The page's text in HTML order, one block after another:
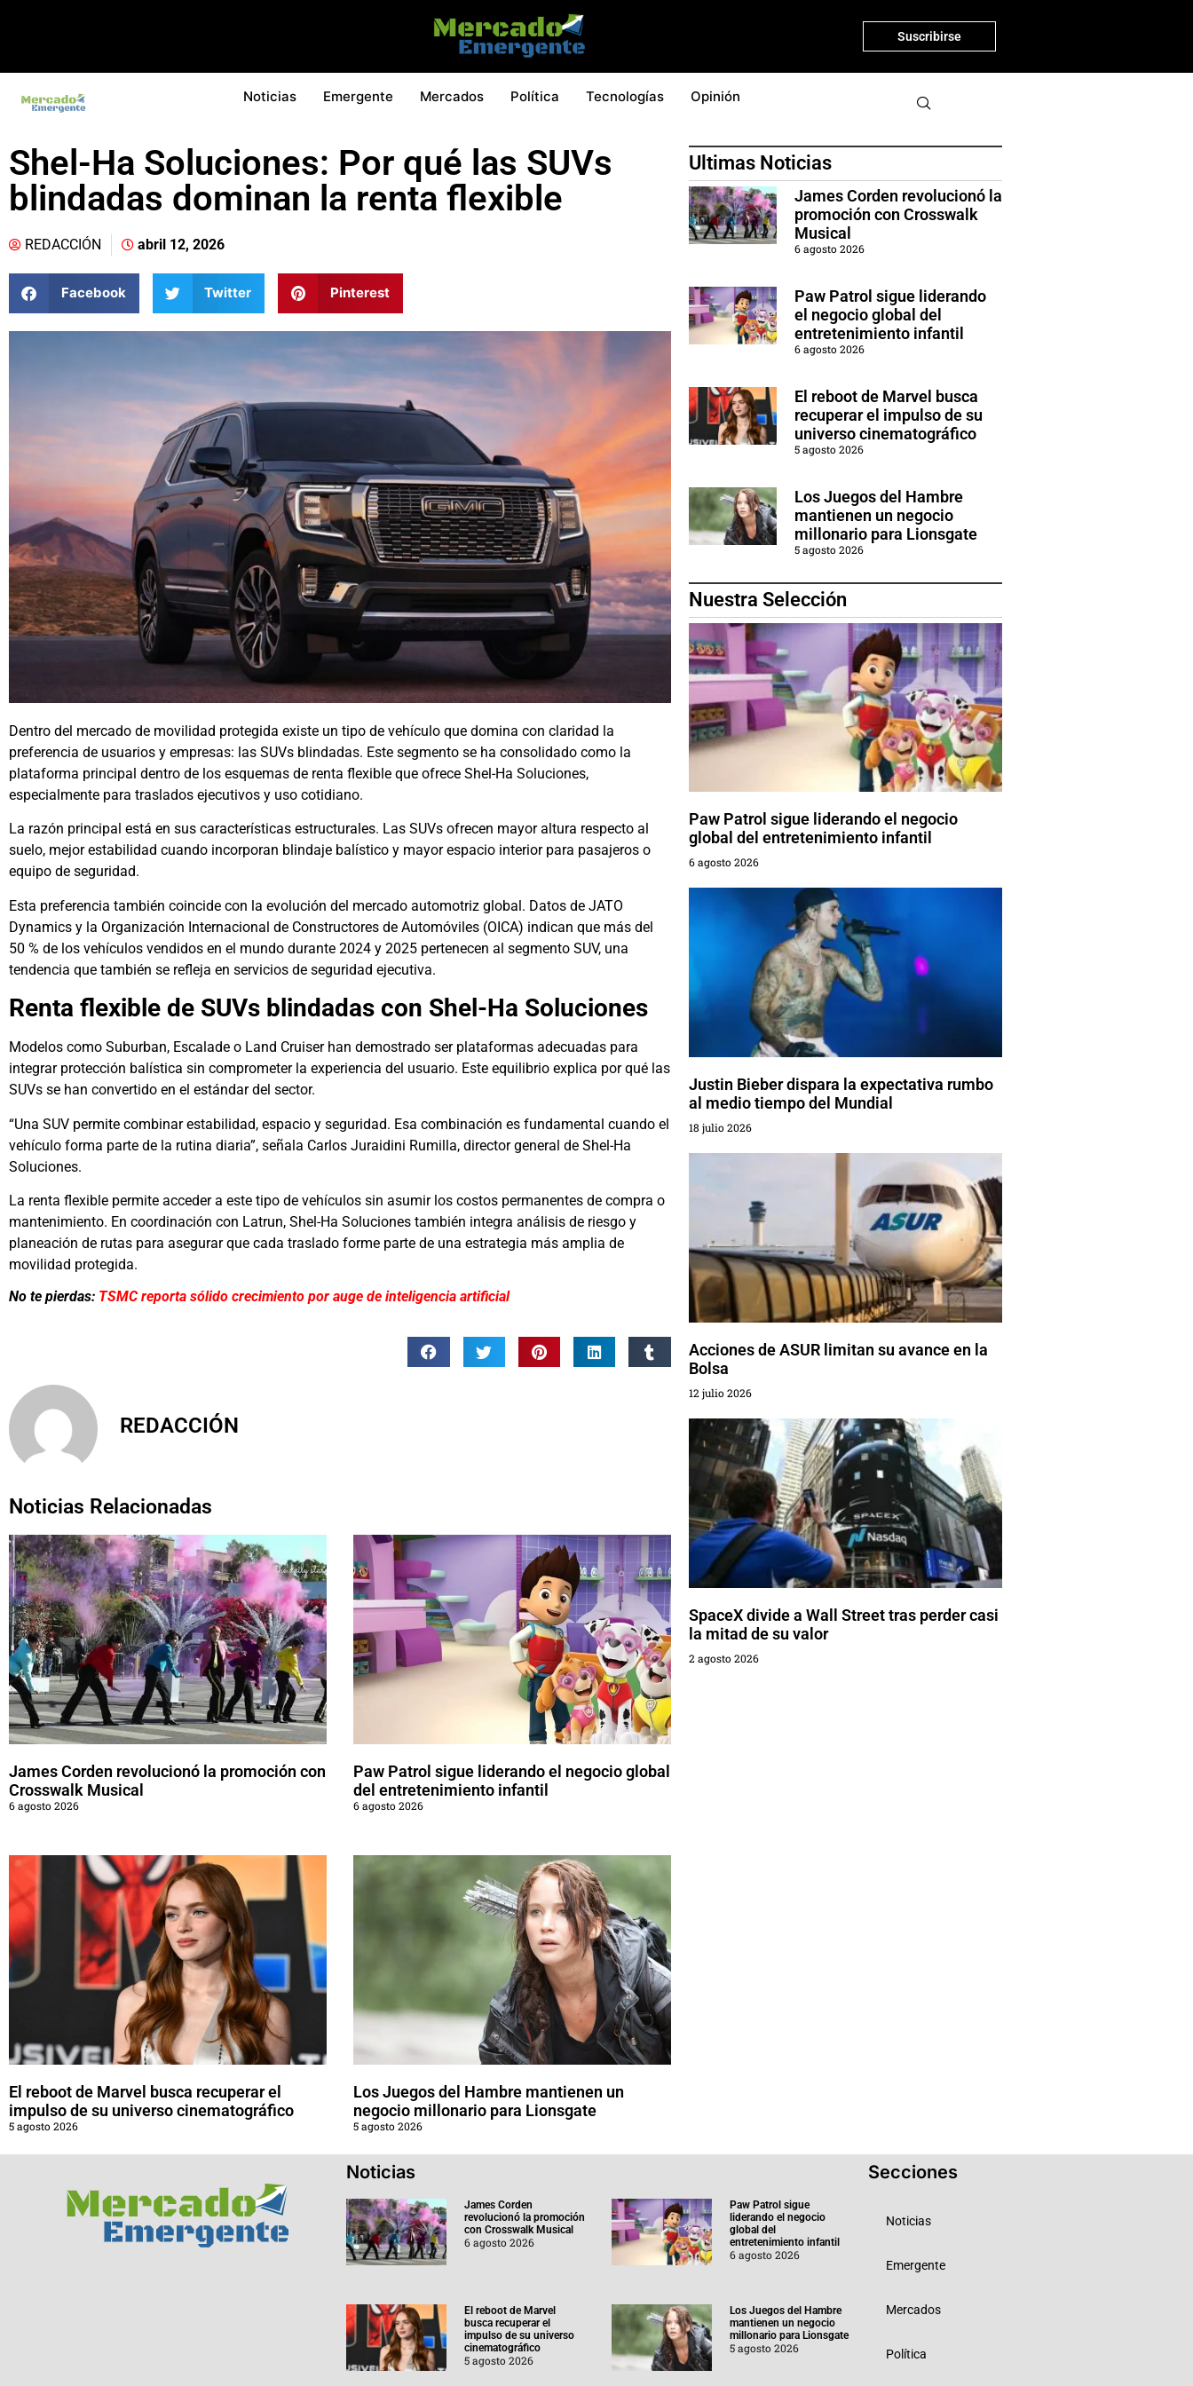
Suscribirse
Noticias Emergente Mercados Política Tecnologías Opinión
Shel-Ha Soluciones: Por qué las SUVs
blindadas dominan la renta flexible
REDACCIÓN abril 12, 2026
Facebook Twitter Pinterest
Dentro del mercado de movilidad protegida existe un tipo de vehículo que domina con claridad la
preferencia de usuarios y empresas: las SUVs blindadas. Este segmento se ha consolidado como la
plataforma principal dentro de los esquemas de renta flexible que ofrece Shel-Ha Soluciones,
especialmente para traslados ejecutivos y uso cotidiano.
La razón principal está en sus características estructurales. Las SUVs ofrecen mayor altura respecto al
suelo, mejor estabilidad cuando incorporan blindaje balístico y mayor espacio interior para pasajeros o
equipo de seguridad.
Esta preferencia también coincide con la evolución del mercado automotriz global. Datos de JATO
Dynamics y la Organización Internacional de Constructores de Automóviles (OICA) indican que más del
50 % de los vehículos vendidos en el mundo durante 2024 y 2025 pertenecen al segmento SUV, una
tendencia que también se refleja en servicios de seguridad ejecutiva.
Renta flexible de SUVs blindadas con Shel-Ha Soluciones
Modelos como Suburban, Escalade o Land Cruiser han demostrado ser plataformas adecuadas para
integrar protección balística sin comprometer la experiencia del usuario. Este equilibrio explica por qué las
SUVs se han convertido en el estándar del sector.
“Una SUV permite combinar estabilidad, espacio y seguridad. Esa combinación es fundamental cuando el
vehículo forma parte de la rutina diaria”, señala Carlos Juraidini Rumilla, director general de Shel-Ha
Soluciones.
La renta flexible permite acceder a este tipo de vehículos sin asumir los costos permanentes de compra o
mantenimiento. En coordinación con Latrun, Shel-Ha Soluciones también integra análisis de riesgo y
planeación de rutas para asegurar que cada traslado forme parte de una estrategia más amplia de
movilidad protegida.
No te pierdas: TSMC reporta sólido crecimiento por auge de inteligencia artificial
REDACCIÓN
Noticias Relacionadas
James Corden revolucionó la promoción con
Crosswalk Musical
6 agosto 2026
Paw Patrol sigue liderando el negocio global
del entretenimiento infantil
6 agosto 2026
El reboot de Marvel busca recuperar el
impulso de su universo cinematográfico
5 agosto 2026
Los Juegos del Hambre mantienen un
negocio millonario para Lionsgate
5 agosto 2026
Ultimas Noticias
James Corden revolucionó la
promoción con Crosswalk
Musical
6 agosto 2026
Paw Patrol sigue liderando
el negocio global del
entretenimiento infantil
6 agosto 2026
El reboot de Marvel busca
recuperar el impulso de su
universo cinematográfico
5 agosto 2026
Los Juegos del Hambre
mantienen un negocio
millonario para Lionsgate
5 agosto 2026
Nuestra Selección
Paw Patrol sigue liderando el negocio
global del entretenimiento infantil
6 agosto 2026
Justin Bieber dispara la expectativa rumbo
al medio tiempo del Mundial
18 julio 2026
Acciones de ASUR limitan su avance en la
Bolsa
12 julio 2026
SpaceX divide a Wall Street tras perder casi
la mitad de su valor
2 agosto 2026
Noticias
James Corden
revolucionó la promoción
con Crosswalk Musical
6 agosto 2026
Paw Patrol sigue
liderando el negocio
global del
entretenimiento infantil
6 agosto 2026
El reboot de Marvel
busca recuperar el
impulso de su universo
cinematográfico
5 agosto 2026
Los Juegos del Hambre
mantienen un negocio
millonario para Lionsgate
5 agosto 2026
Secciones
Noticias
Emergente
Mercados
Política